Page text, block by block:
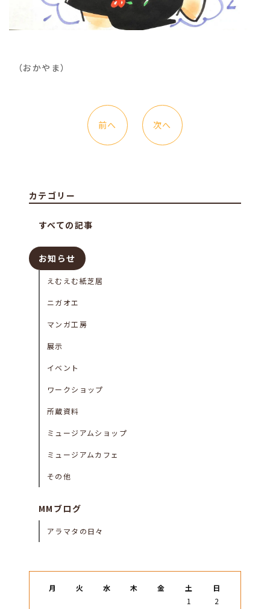
（おかやま）
前へ 次へ
カテゴリー
すべての記事
お知らせ
えむえむ紙芝居
ニガオエ
マンガ工房
展示
イベント
ワークショップ
所蔵資料
ミュージアムショップ
ミュージアムカフェ
その他
MMブログ
アラマタの日々
月 火 水 木 金 土
日
1
2